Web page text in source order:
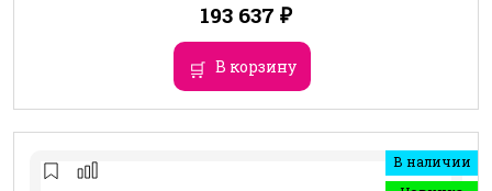
193 637 ₽
В корзину
В наличии